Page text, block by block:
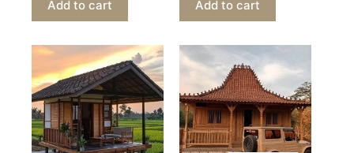
Add to cart Add to cart